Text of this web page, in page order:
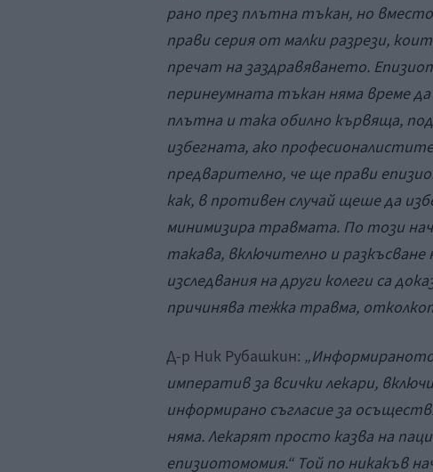
рано през плътна тъкан, но
прави серия от малки разрези,
пречат на заздравяването.
перинеумната тъкан няма време
плътна и така обилно кървяща,
избегната, ако
предварително, че ще прави
как, в противен случай щеше да
минимизира травмата. По този
такава, включително и
изследвания на други колеги са
причинява тежка травма,
Д-р Ник Рубашкин: „Информираното
императив за всички лекари,
информирано съгласие за
няма. Лекарят просто казва на
епизиотомомия.“ Той по никакъв